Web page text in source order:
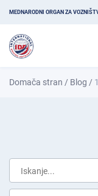
MEDNARODNI ORGAN ZA
Domača stran / Blog /